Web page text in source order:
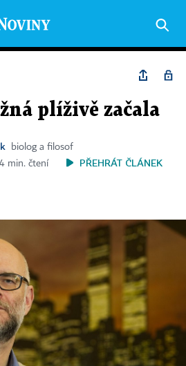
plíživě začala
biolog a filosof
min. čtení
PŘEHRÁT ČLÁNEK